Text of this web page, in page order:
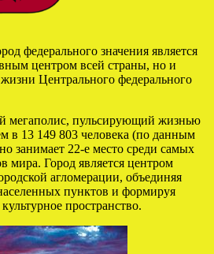
федерального значения является
центром всей страны, но и
Центрального федерального
мегаполис, пульсирующий жизнью
в 13 149 803 человека (по данным
занимает 22-е место среди самых
мира. Город является центром
агломерации, объединяя
пунктов и формируя
пространство.